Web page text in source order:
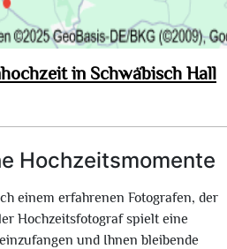
in Schwäbisch Hall
Hochzeitsmomente
einem erfahrenen Fotografen, der
Hochzeitsfotograf spielt eine
und Ihnen bleibende